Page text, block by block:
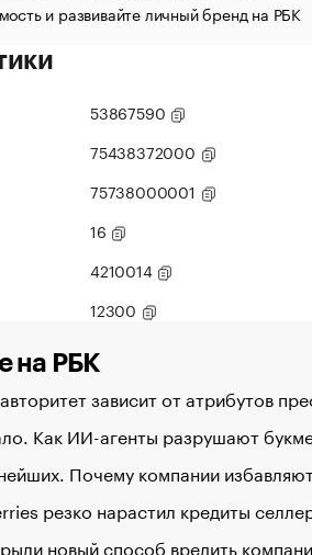
и развивайте личный бренд на РБК
53867590
75438372000
75738000001
16
4210014
12300
на РБК
зависит от атрибутов
Как ИИ-агенты разрушают
Почему компании
резко нарастил кредиты
новый способ вредить